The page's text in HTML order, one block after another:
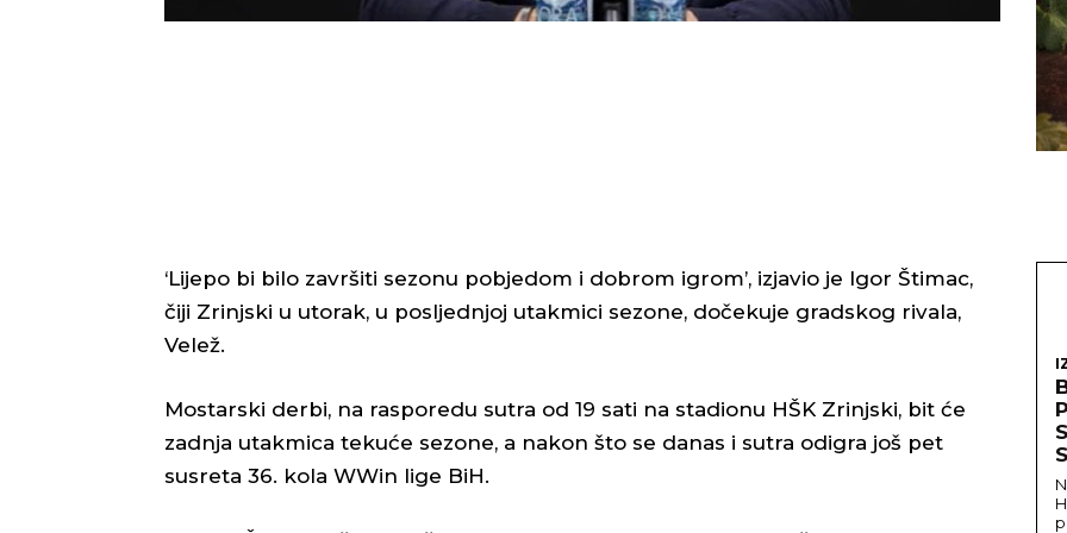
‘Lijepo bi bilo završiti sezonu pobjedom i dobrom igrom’, izjavio je Igor Štimac,
čiji Zrinjski u utorak, u posljednjoj utakmici sezone, dočekuje gradskog rivala,
Velež.
Mostarski derbi, na rasporedu sutra od 19 sati na stadionu HŠK Zrinjski, bit će
zadnja utakmica tekuće sezone, a nakon što se danas i sutra odigra još pet
susreta 36. kola WWin lige BiH.